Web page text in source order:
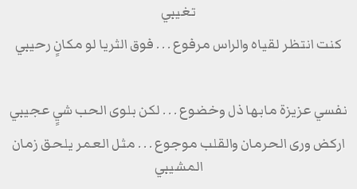
تغيبي
كنت انتظر لقياه والراس مرفوع . . . فوق الثريا لو مكانٍ رحيبي
نفسي عزيزة مابها ذل وخضوع . . . لكن بلوى الحب شيٍ عجيبي
اركض ورى الحرمان والقلب موجوع . . . مثل العمر يلحق زمان
المشيبي